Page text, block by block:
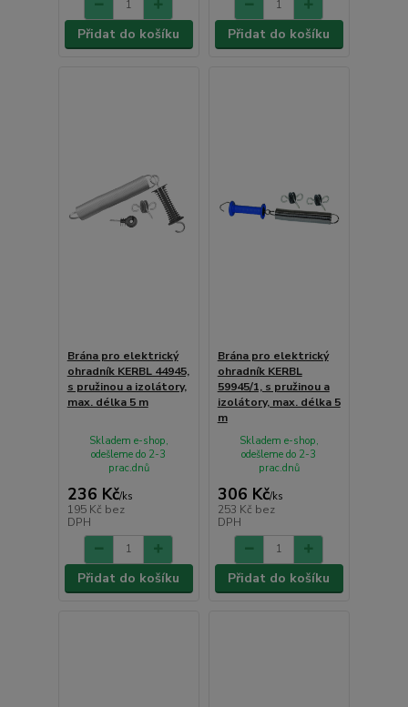
Přidat do košíku Přidat do košíku
Brána pro elektrický
ohradník KERBL 44945,
s pružinou a izolátory,
max. délka 5 m
236 Kč/ks
195 Kč bez
DPH
Skladem e-shop,
odešleme do 2-3
prac.dnů
Přidat do košíku
Brána pro elektrický
ohradník KERBL
59945/1, s pružinou a
izolátory, max. délka 5
m
306 Kč/ks
253 Kč bez
DPH
Skladem e-shop,
odešleme do 2-3
prac.dnů
Přidat do košíku